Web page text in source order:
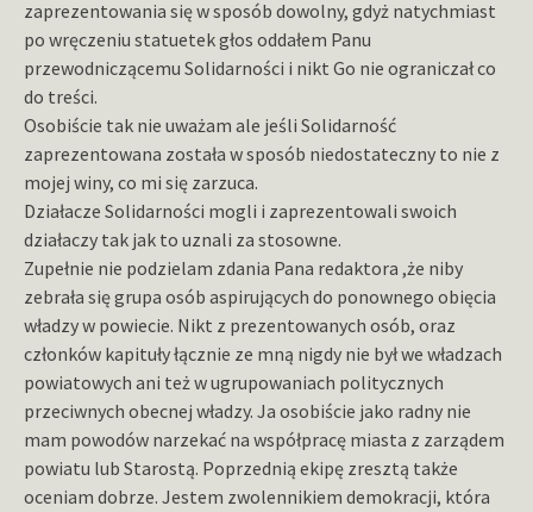
zaprezentowania się w sposób dowolny, gdyż natychmiast
po wręczeniu statuetek głos oddałem Panu
przewodniczącemu Solidarności i nikt Go nie ograniczał co
do treści.
Osobiście tak nie uważam ale jeśli Solidarność
zaprezentowana została w sposób niedostateczny to nie z
mojej winy, co mi się zarzuca.
Działacze Solidarności mogli i zaprezentowali swoich
działaczy tak jak to uznali za stosowne.
Zupełnie nie podzielam zdania Pana redaktora ,że niby
zebrała się grupa osób aspirujących do ponownego obięcia
władzy w powiecie. Nikt z prezentowanych osób, oraz
członków kapituły łącznie ze mną nigdy nie był we władzach
powiatowych ani też w ugrupowaniach politycznych
przeciwnych obecnej władzy. Ja osobiście jako radny nie
mam powodów narzekać na współpracę miasta z zarządem
powiatu lub Starostą. Poprzednią ekipę zresztą także
oceniam dobrze. Jestem zwolennikiem demokracji, która